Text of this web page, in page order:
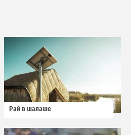
Рай в шалаше